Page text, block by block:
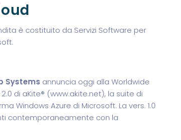
è costituito da Servizi Software per
Systems annuncia oggi alla Worldwide
di aKite® (www.akite.net), la suite di
Windows Azure di Microsoft. La vers. 1.0
contemporaneamente con la